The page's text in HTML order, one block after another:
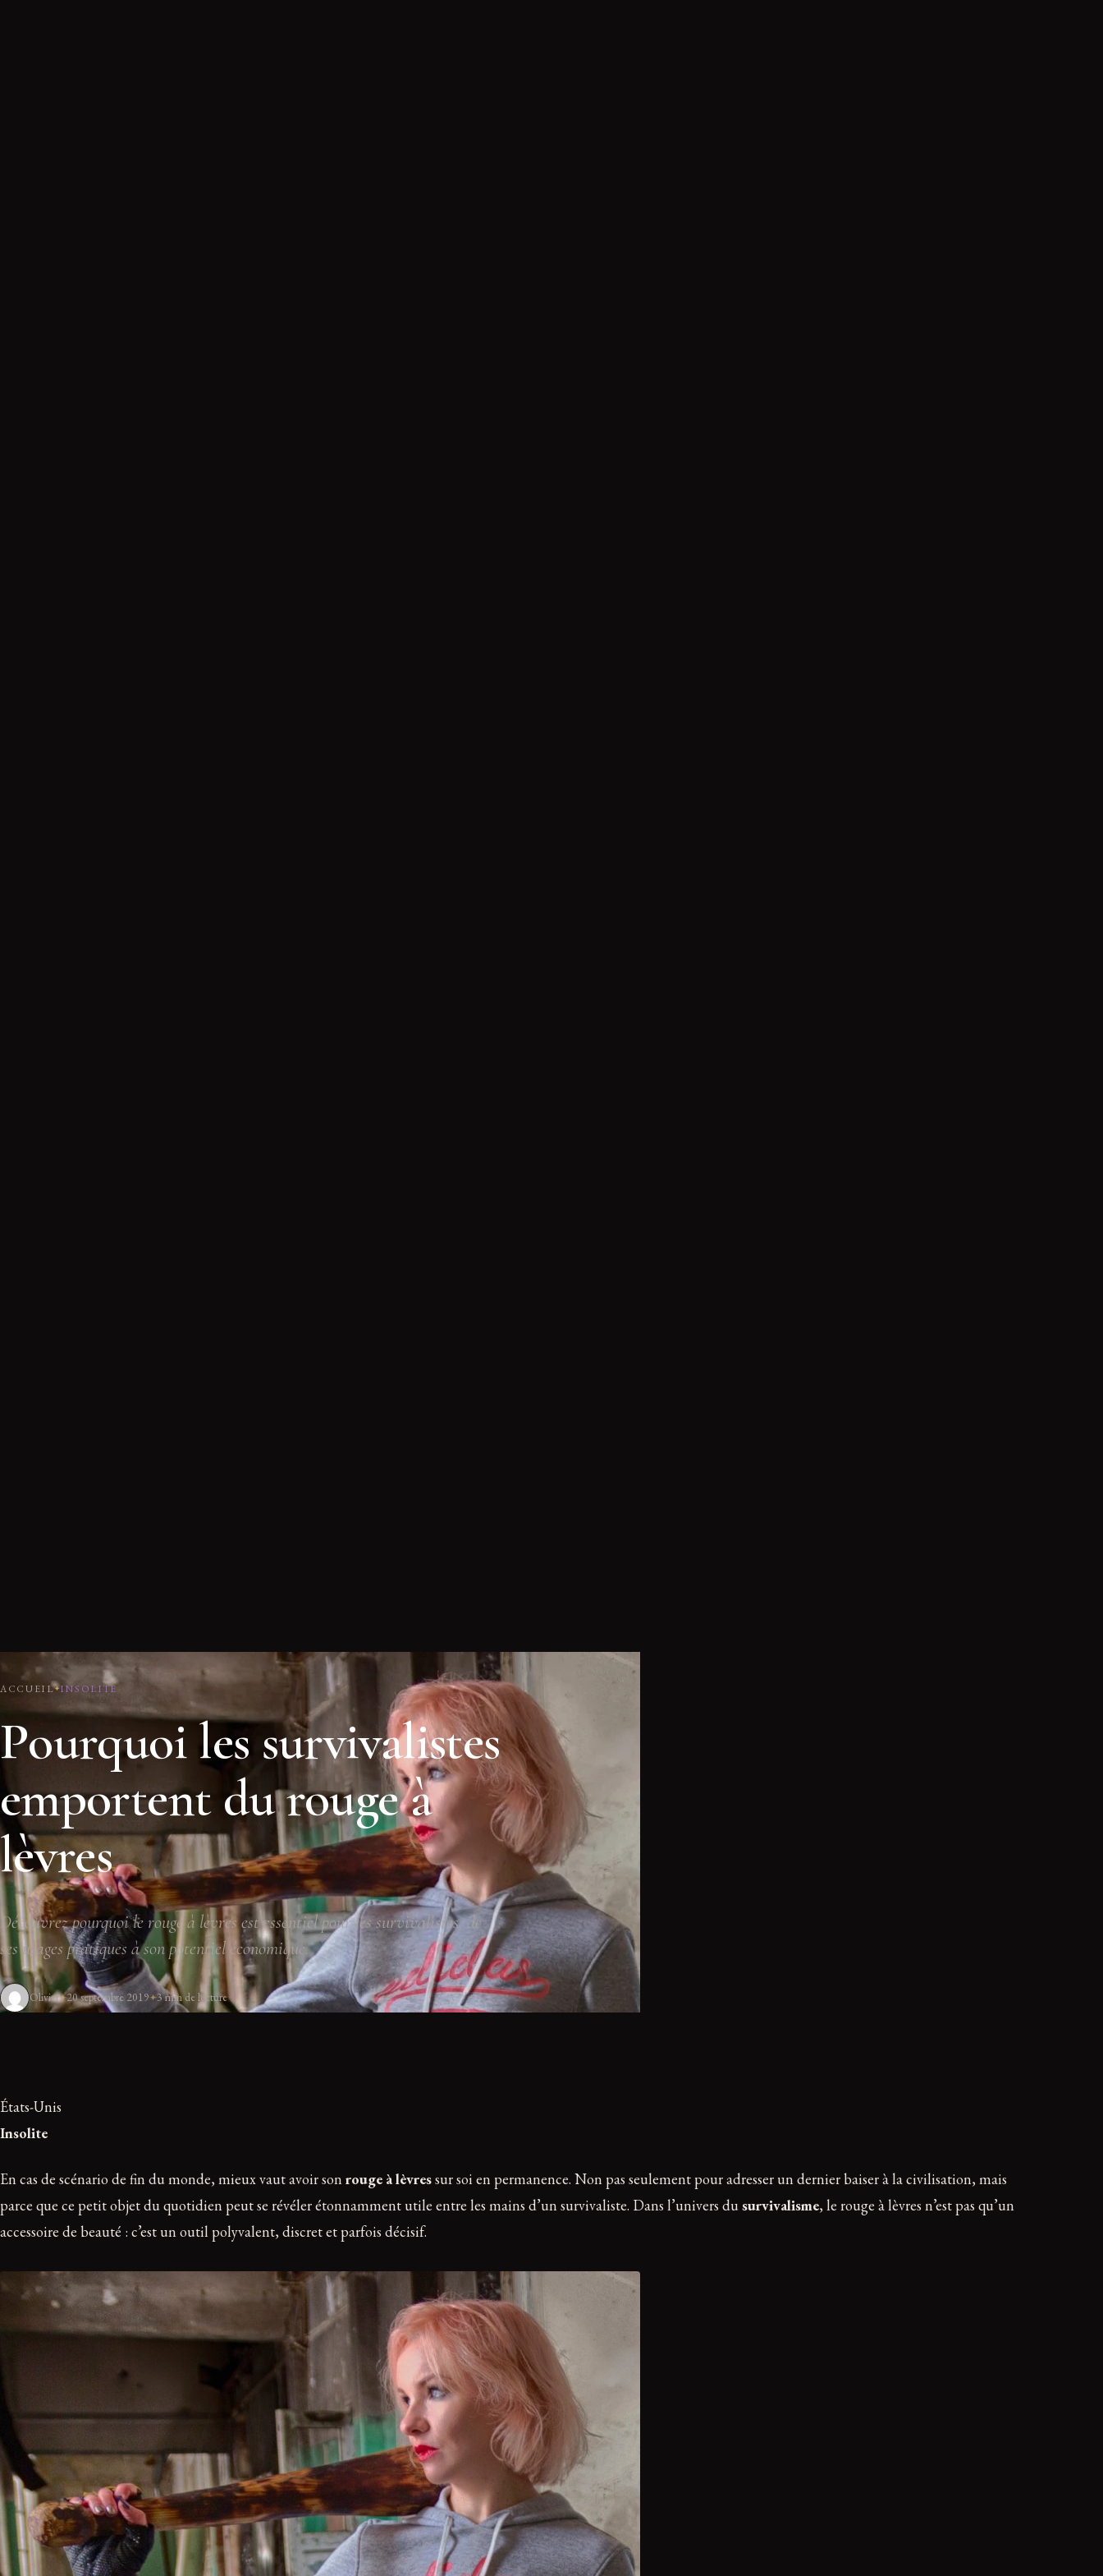
ACCUEIL INSOLITE
Pourquoi les survivalistes
emportent du rouge à
lèvres
Découvrez pourquoi le rouge à lèvres est essentiel pour les survivalistes, de
ses usages pratiques à son potentiel économique.
Olivier 20 septembre 2019 3 min de lecture
États-Unis
Insolite
En cas de scénario de fin du monde, mieux vaut avoir son rouge à lèvressur soi en permanence. Non pas seulement pour adresser un dernier baiser à la civilisation, mais
parce que ce petit objet du quotidien peut se révéler étonnamment utile entre les mains d’un survivaliste. Dans l’univers dusurvivalisme, le rouge à lèvres n’est pas qu’un
accessoire de beauté : c’est un outil polyvalent, discret et parfois décisif.